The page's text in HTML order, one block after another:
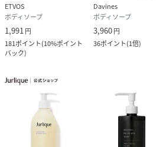
ETVOS
ボディソープ
1,991 円
181ポイント(10%ポイント
バック)
Davines
ボディソープ
3,960円
36ポイント(1倍)